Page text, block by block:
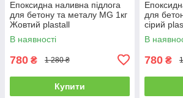
Епоксидна наливна підлога
для бетону та металу MG 1кг
Жовтий plastall
В наявності
780 ₴ 1 280 ₴
Купити
для
сірий
В
780 ₴